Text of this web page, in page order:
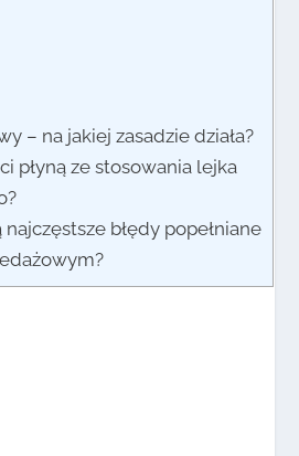
– na jakiej zasadzie działa?
płyną ze stosowania lejka
najczęstsze błędy popełniane